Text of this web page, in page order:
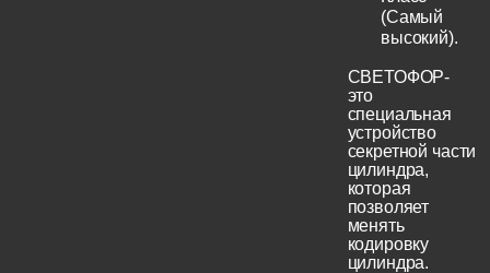
(Самый
высокий).
СВЕТОФОР-
это
специальная
устройство
секретной части
цилиндра,
которая
позволяет
менять
кодировку
цилиндра.